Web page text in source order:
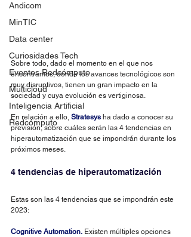
Andicom
MinTIC
Data center
Curiosidades Tech
Eventos Redcómputo
Multicloud
Inteligencia Artificial
Redcómputo
Sobre todo, dado el momento en el que nos
encontramos, donde los avances tecnológicos son
muy disruptivos, tienen un gran impacto en la
sociedad y cuya evolución es vertiginosa.
En relación a ello, Stratesys ha dado a conocer su
previsión, sobre cuáles serán las 4 tendencias en
hiperautomatización que se impondrán durante los
próximos meses.
4 tendencias de hiperautomatización
Estas son las 4 tendencias que se impondrán este
2023:
Cognitive Automation. Existen múltiples opciones